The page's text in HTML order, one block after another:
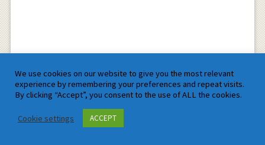
Pin It
We use cookies on our website to give you the most relevant
experience by remembering your preferences and repeat visits.
By clicking “Accept”, you consent to the use of ALL the cookies.
Cookie settings ACCEPT